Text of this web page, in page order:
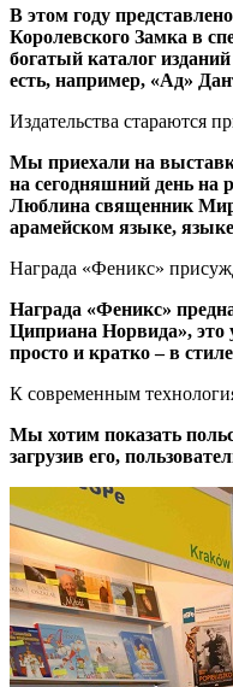
В этом году
Королевского Замка в
богатый каталог
есть, например, «Ад»
Издательства стараются
Мы приехали на
на сегодняшний день на
Люблина священник
арамейском языке,
Награда «Феникс»
Награда «Феникс»
Циприана Норвида», это
просто и кратко – в
К современным
Мы хотим показать
загрузив его,